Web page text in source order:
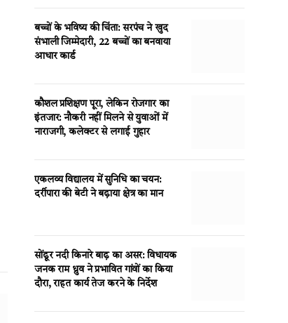
बच्चों के भविष्य की चिंता: सरपंच ने खुद
संभाली जिम्मेदारी, 22 बच्चों का बनवाया
आधार कार्ड
कौशल प्रशिक्षण पूरा, लेकिन रोजगार का
इंतजार: नौकरी नहीं मिलने से युवाओं में
नाराजगी, कलेक्टर से लगाई गुहार
एकलव्य विद्यालय में सुनिधि का चयन:
दर्रीपारा की बेटी ने बढ़ाया क्षेत्र का मान
सोंढूर नदी किनारे बाढ़ का असर: विधायक
जनक राम ध्रुव ने प्रभावित गांवों का किया
दौरा, राहत कार्य तेज करने के निर्देश